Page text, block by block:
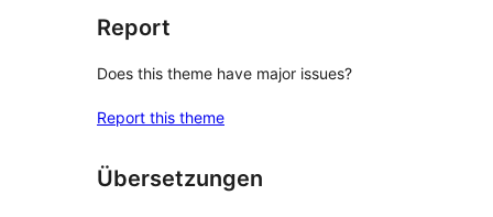
Report
Does this theme have major issues?
Report this theme
Übersetzungen